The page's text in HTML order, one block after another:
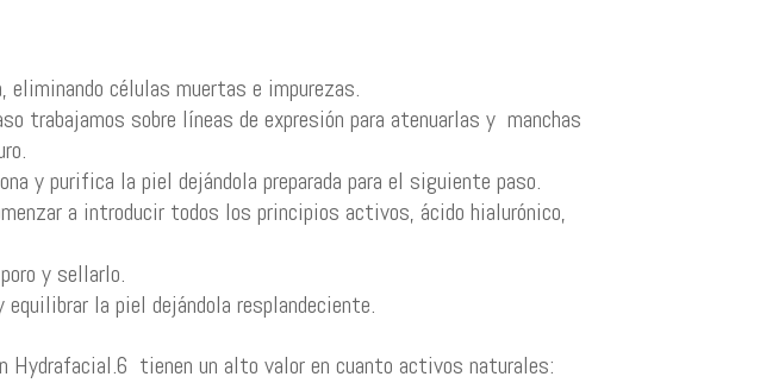
eliminando células muertas e impurezas.
trabajamos sobre líneas de expresión para atenuarlas y manchas
y purifica la piel dejándola preparada para el siguiente paso.
a introducir todos los principios activos, ácido hialurónico,
y sellarlo.
la piel dejándola resplandeciente.
Hydrafacial.6 tienen un alto valor en cuanto activos naturales: